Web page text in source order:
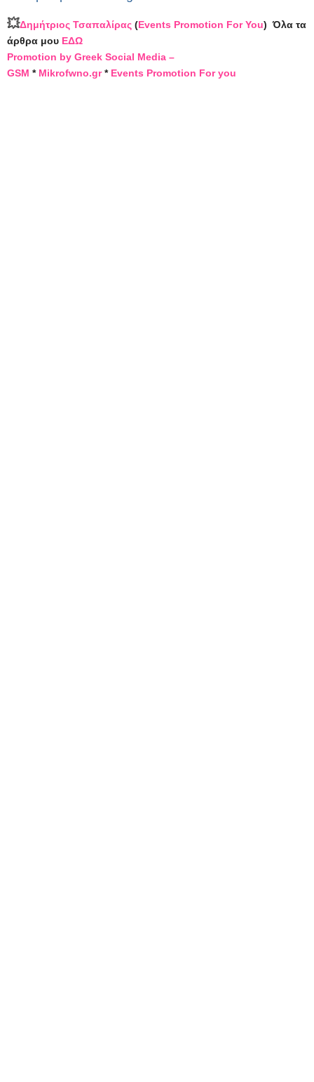
💥Δημήτριος Τσαπαλίρας (Events Promotion For You) Όλα τα
άρθρα μου ΕΔΩ
Promotion by Greek Social Media –
GSM * Mikrofwno.gr* Events Promotion For you